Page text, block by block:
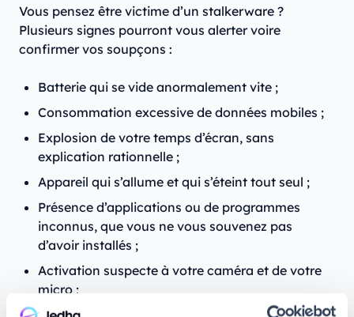
Vous pensez être victime d’un stalkerware ?
Plusieurs signes pourront vous alerter voire
confirmer vos soupçons :
Batterie qui se vide anormalement vite ;
Consommation excessive de données mobiles ;
Explosion de votre temps d’écran, sans
explication rationnelle ;
Appareil qui s’allume et qui s’éteint tout seul ;
Présence d’applications ou de programmes
inconnus, que vous ne vous souvenez pas
d’avoir installés ;
Activation suspecte à votre caméra et de votre
micro ;